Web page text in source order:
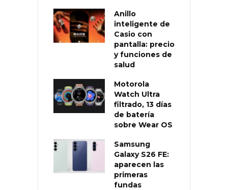
Anillo
inteligente de
Casio con
pantalla: precio
y funciones de
salud
Motorola
Watch Ultra
filtrado, 13 días
de batería
sobre Wear OS
Samsung
Galaxy S26 FE:
aparecen las
primeras
fundas